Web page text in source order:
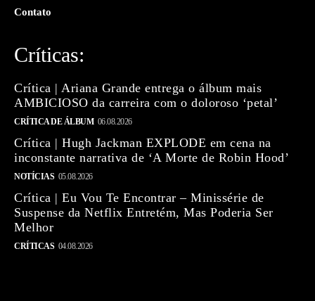
Contato
Críticas:
Crítica | Ariana Grande entrega o álbum mais
AMBICIOSO da carreira com o doloroso ‘petal’
CRÍTICA DE ÁLBUM 06.08.2026
Crítica | Hugh Jackman EXPLODE em cena na
inconstante narrativa de ‘A Morte de Robin Hood’
NOTÍCIAS 05.08.2026
Crítica | Eu Vou Te Encontrar – Minissérie de
Suspense da Netflix Entretém, Mas Poderia Ser
Melhor
CRÍTICAS 04.08.2026